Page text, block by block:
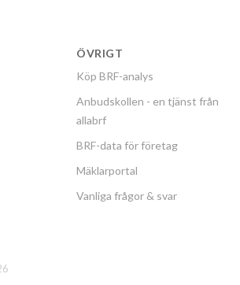
ÖVRIGT
Köp BRF-analys
Anbudskollen - en tjänst från
allabrf
BRF-data för företag
Mäklarportal
Vanliga frågor & svar